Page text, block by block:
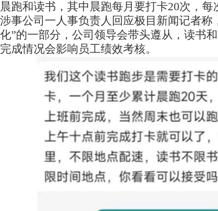
晨跑和读书，其中晨跑每月要打卡20次，每
涉事公司一人事负责人回应极目新闻记者称
化”的一部分，公司领导会带头遵从，读书
完成情况会影响员工绩效考核。